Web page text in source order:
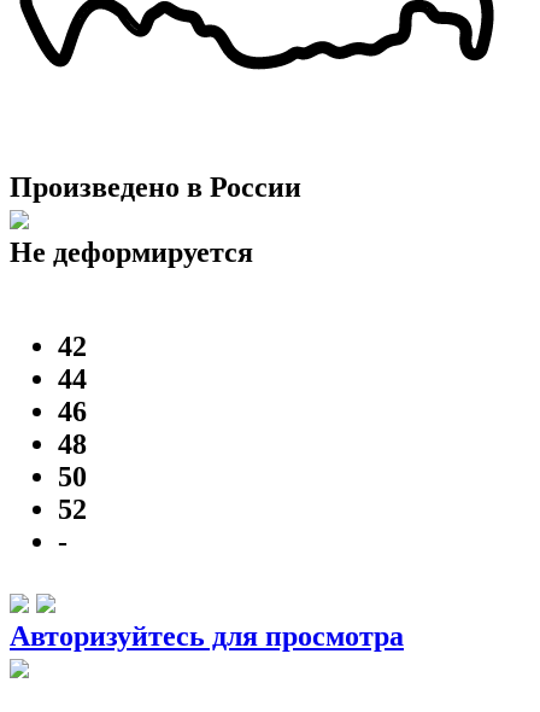
Произведено в России
Не деформируется
42
44
46
48
50
52
-
Авторизуйтесь для просмотра